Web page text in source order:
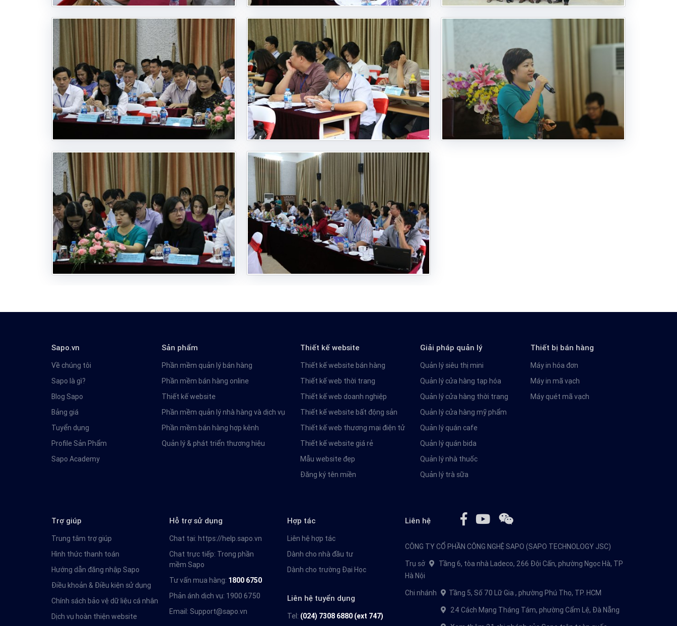
Sapo.vn
Về chúng tôi
Sapo là gì?
Blog Sapo
Bảng giá
Tuyển dụng
Profile Sản Phẩm
Sapo Academy
Sản phẩm
Phần mềm quản lý bán hàng
Phần mềm bán hàng online
Thiết kế website
Phần mềm quản lý nhà hàng và dịch vụ
Phần mềm bán hàng hợp kênh
Quản lý & phát triển thương hiệu
Thiết kế website
Thiết kế website bán hàng
Thiết kế web thời trang
Thiết kế web doanh nghiệp
Thiết kế website bất động sản
Thiết kế web thương mại điện tử
Thiết kế website giá rẻ
Mẫu website đẹp
Đăng ký tên miền
Giải pháp quản lý
Quản lý siêu thị mini
Quản lý cửa hàng tạp hóa
Quản lý cửa hàng thời trang
Quản lý cửa hàng mỹ phẩm
Quản lý quán cafe
Quản lý quán bida
Quản lý nhà thuốc
Quản lý trà sữa
Thiết bị bán hàng
Máy in hóa đơn
Máy in mã vạch
Máy quét mã vạch
Trợ giúp
Trung tâm trợ giúp
Hình thức thanh toán
Hướng dẫn đăng nhập Sapo
Điều khoản & Điều kiện sử dụng
Chính sách bảo vệ dữ liệu cá nhân
Dịch vụ hoàn thiện website
Hỗ trợ sử dụng
Chat tại: https://help.sapo.vn
Chat trực tiếp: Trong phần
mềm Sapo
Tư vấn mua hàng: 1800 6750
Phản ánh dịch vụ: 1900 6750
Email: Support@sapo.vn
Hợp tác
Liên hệ hợp tác
Dành cho nhà đầu tư
Dành cho trường Đại Học
Liên hệ tuyển dụng
Tel: (024) 7308 6880 (ext 747)
Liên hệ
CÔNG TY CỔ PHẦN CÔNG NGHỆ SAPO (SAPO TECHNOLOGY JSC)
Trụ sở
Tầng 6, tòa nhà Ladeco, 266 Đội Cấn, phường Ngọc Hà, TP
Hà Nội
Chi nhánh
Tầng 5, Số 70 Lữ Gia , phường Phú Thọ, TP. HCM
24 Cách Mạng Tháng Tám, phường Cẩm Lệ, Đà Nẵng